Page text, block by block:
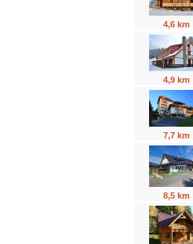
4,6 km
4,9 km
7,7 km
8,5 km